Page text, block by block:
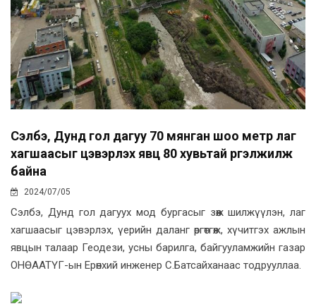
Сэлбэ, Дунд гол дагуу 70 мянган шоо метр лаг
хагшаасыг цэвэрлэх явц 80 хувьтай үргэлжилж
байна
2024/07/05
Сэлбэ, Дунд гол дагуух мод бургасыг зөөж шилжүүлэн, лаг
хагшаасыг цэвэрлэх, үерийн даланг өргөтгөж, хүчитгэх ажлын
явцын талаар Геодези, усны барилга, байгууламжийн газар
ОНӨААТҮГ-ын Ерөнхий инженер С.Батсайханаас тодрууллаа.